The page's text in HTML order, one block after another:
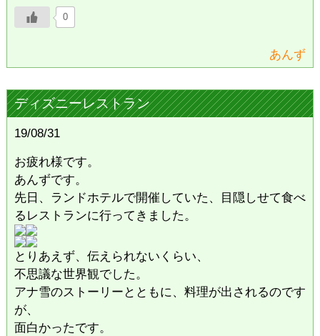
0
あんず
ディズニーレストラン
19/08/31
お疲れ様です。
あんずです。
先日、ランドホテルで開催していた、目隠しせて食べ
るレストランに行ってきました。
とりあえず、伝えられないくらい、
不思議な世界観でした。
アナ雪のストーリーとともに、料理が出されるのです
が、
面白かったです。